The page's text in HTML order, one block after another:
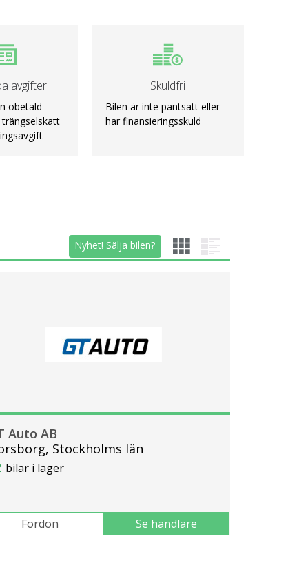
avgifter
obetald
Skuldfri
Bilen är inte pantsatt eller
har finansieringsskuld
Nyhet! Sälja bilen?
Auto AB
Stockholms län
bilar i lager
Fordon Se handlare